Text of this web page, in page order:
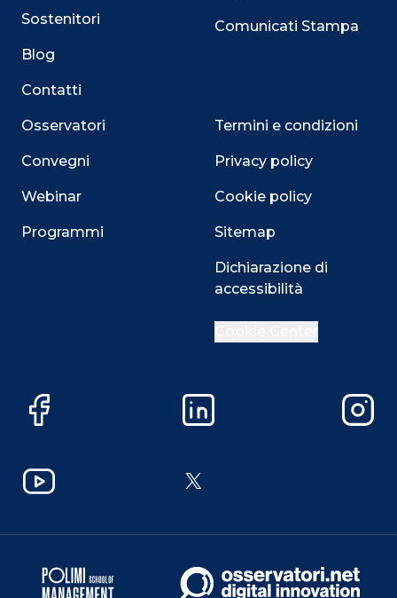
Sostenitori
Blog
Contatti
Osservatori
Convegni
Webinar
Programmi
Comunicati Stampa
Termini e condizioni
Privacy policy
Cookie policy
Sitemap
Dichiarazione di
accessibilità
Facebook LinkedIn
YouTube X